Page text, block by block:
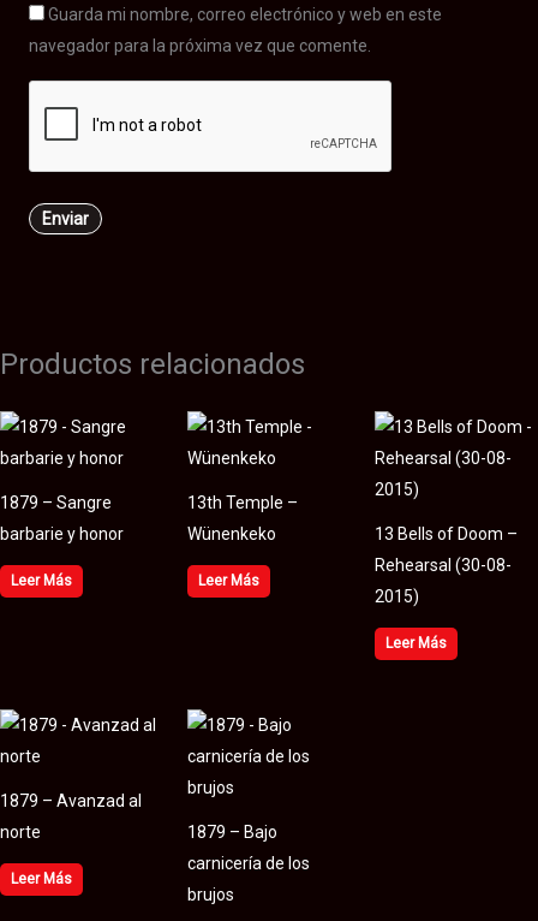
Guarda mi nombre, correo electrónico y web en este
navegador para la próxima vez que comente.
Productos relacionados
1879 – Sangre
barbarie y honor
Leer Más
13th Temple –
Wünenkeko
Leer Más
13 Bells of Doom –
Rehearsal (30​-​08​-​
2015)
Leer Más
1879 – Avanzad al
norte
Leer Más
1879 – Bajo
carnicería de los
brujos